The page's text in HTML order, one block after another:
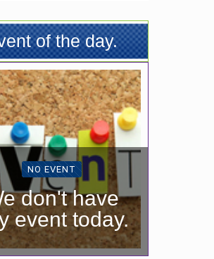
of the day.
NO EVENT
don't have
event today.